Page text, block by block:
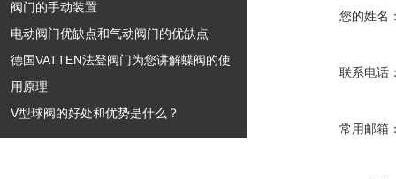
阀门的手动装置
电动阀门优缺点和气动阀门的优缺点
德国VATTEN法登阀门为您讲解蝶阀的使
用原理
V型球阀的好处和优势是什么？
您的姓名
联系电话
常用邮箱